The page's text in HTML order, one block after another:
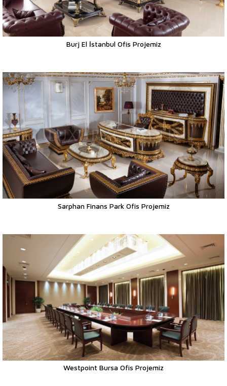
Burj El İstanbul Ofis Projemiz
Sarphan Finans Park Ofis Projemiz
Westpoint Bursa Ofis Projemiz